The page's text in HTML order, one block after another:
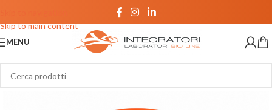
Skip to main content
MENU